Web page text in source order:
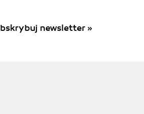
newsletter »